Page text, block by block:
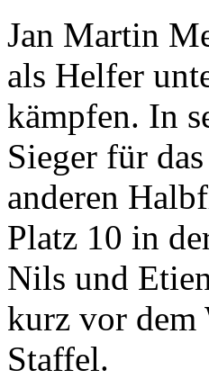
Jan Martin
als Helfer
kämpfen. In
Sieger für
anderen
Platz 10 in
Nils und
kurz vor dem
Staffel.